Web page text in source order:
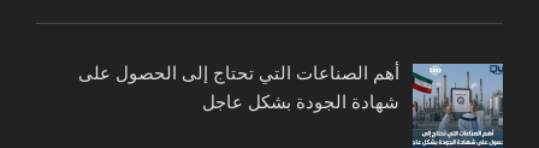
أهم الصناعات التي تحتاج إلى الحصول على
شهادة الجودة بشكل عاجل